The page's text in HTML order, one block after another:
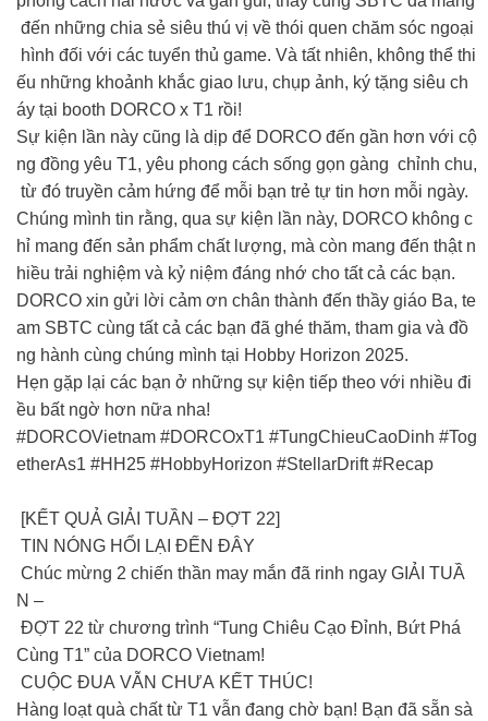
đến những chia sẻ siêu thú vị về thói quen chăm sóc ngoại
hình đối với các tuyển thủ game. Và tất nhiên, không thể thi
ếu những khoảnh khắc giao lưu, chụp ảnh, ký tặng siêu ch
áy tại booth DORCO x T1 rồi!
Sự kiện lần này cũng là dịp để DORCO đến gần hơn với cộ
ng đồng yêu T1, yêu phong cách sống gọn gàng chỉnh chu,
từ đó truyền cảm hứng để mỗi bạn trẻ tự tin hơn mỗi ngày.
Chúng mình tin rằng, qua sự kiện lần này, DORCO không c
hỉ mang đến sản phẩm chất lượng, mà còn mang đến thật n
hiều trải nghiệm và kỷ niệm đáng nhớ cho tất cả các bạn.
DORCO xin gửi lời cảm ơn chân thành đến thầy giáo Ba, te
am SBTC cùng tất cả các bạn đã ghé thăm, tham gia và đồ
ng hành cùng chúng mình tại Hobby Horizon 2025.
Hẹn gặp lại các bạn ở những sự kiện tiếp theo với nhiều đi
ều bất ngờ hơn nữa nha!
#DORCOVietnam #DORCOxT1 #TungChieuCaoDinh #Tog
etherAs1 #HH25 #HobbyHorizon #StellarDrift #Recap
[KẾT QUẢ GIẢI TUẦN – ĐỢT 22]
TIN NÓNG HỔI LẠI ĐẾN ĐÂY
Chúc mừng 2 chiến thần may mắn đã rinh ngay GIẢI TUẦ
N –
ĐỢT 22 từ chương trình “Tung Chiêu Cạo Đỉnh, Bứt Phá
Cùng T1” của DORCO Vietnam!
CUỘC ĐUA VẪN CHƯA KẾT THÚC!
Hàng loạt quà chất từ T1 vẫn đang chờ bạn! Bạn đã sẵn sà